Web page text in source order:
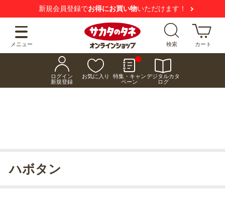
新規会員登録でお得にお買い物いただけます！
メニュー 検索 カート
ログイン
新規登録
お気に入り
特集・キャン
ペーン
デジタルカタ
ログ
ハボタン